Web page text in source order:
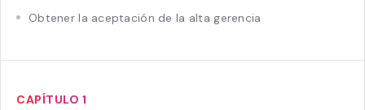
Obtener la aceptación de la alta gerencia
CAPÍTULO 1